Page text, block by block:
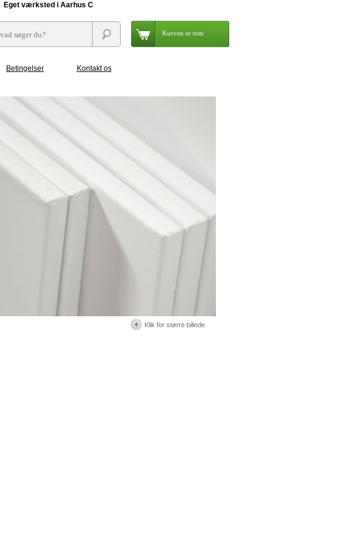
Eget værksted i Aarhus C
Kurven er tom
Betingelser Kontakt os
Klik for større billede